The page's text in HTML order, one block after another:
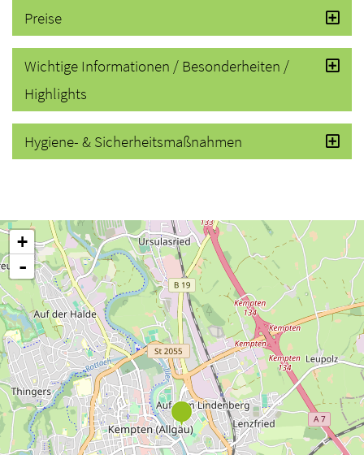
Preise
Wichtige Informationen / Besonderheiten /
Highlights
Hygiene- & Sicherheitsmaßnahmen
+
-